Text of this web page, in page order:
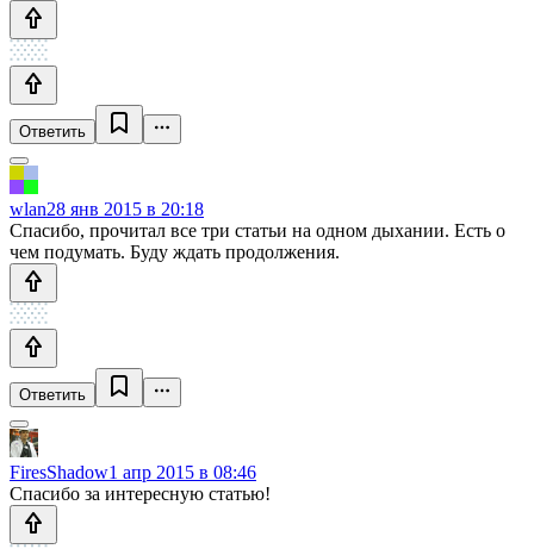
Ответить
wlan28 янв 2015 в 20:18
Спасибо, прочитал все три статьи на одном дыхании. Есть о
чем подумать. Буду ждать продолжения.
Ответить
FiresShadow1 апр 2015 в 08:46
Спасибо за интересную статью!